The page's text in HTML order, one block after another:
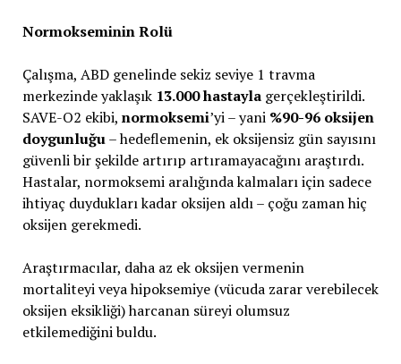
Normokseminin Rolü
Çalışma, ABD genelinde sekiz seviye 1 travma
merkezinde yaklaşık 13.000 hastaylagerçekleştirildi.
SAVE-O2 ekibi, normoksemi’yi – yani %90-96 oksijen
doygunluğu– hedeflemenin, ek oksijensiz gün sayısını
güvenli bir şekilde artırıp artıramayacağını araştırdı.
Hastalar, normoksemi aralığında kalmaları için sadece
ihtiyaç duydukları kadar oksijen aldı – çoğu zaman hiç
oksijen gerekmedi.
Araştırmacılar, daha az ek oksijen vermenin
mortaliteyi veya hipoksemiye (vücuda zarar verebilecek
oksijen eksikliği) harcanan süreyi olumsuz
etkilemediğini buldu.